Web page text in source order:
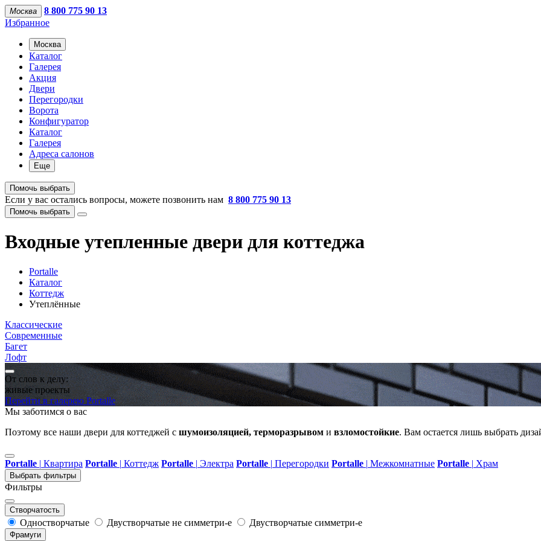
Москва
8 800 775 90 13
Избранное
Москва
Каталог
Галерея
Акция
Двери
Перегородки
Ворота
Конфигуратор
Каталог
Галерея
Адреса салонов
Еще
Помочь выбрать
Если у вас остались вопросы, можете позвонить нам 8 800 775 90 13
Помочь выбрать
Входные утепленные двери для коттеджа
Portalle
Каталог
Коттедж
Утеплённые
Классические
Современные
Багет
Лофт
От слов к делу:
живые проекты
Перейти в галерею Portalle
Мы заботимся о вас
Поэтому все наши двери для коттеджей с шумоизоляцией, терморазрывом и взломостойкие. Вам остается лишь выбрать
Portalle | Квартира Portalle | Коттедж Portalle | Электра Portalle | Перегородки Portalle | Межкомнатные Portalle | Храм
Выбрать фильтры
Фильтры
Створчатость
Одностворчатые Двустворчатые не симметри-е Двустворчатые симметри-е
Фрамуги